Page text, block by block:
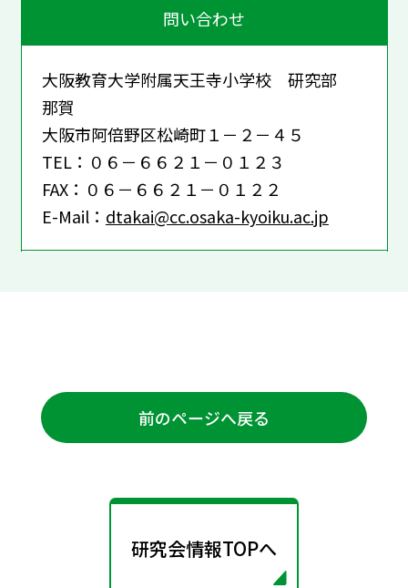
問い合わせ
大阪教育大学附属天王寺小学校 研究部
那賀
大阪市阿倍野区松崎町１－２－４５
TEL：０６－６６２１－０１２３
FAX：０６－６６２１－０１２２
E-Mail： dtakai@cc.osaka-kyoiku.ac.jp
前のページへ戻る
研究会情報TOPへ